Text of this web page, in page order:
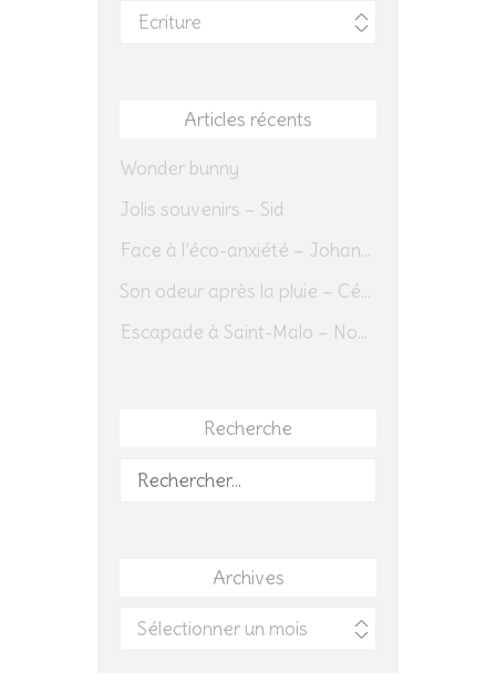
Catégories
Articles récents
Wonder bunny
Jolis souvenirs – Sid
Face à l’éco-anxiété – Johannes Herrmann
Son odeur après la pluie – Cédric Sapin-Defour
Escapade à Saint-Malo – Novembre 2025 – Jour 1
Recherche
Rechercher :
Archives
Archives